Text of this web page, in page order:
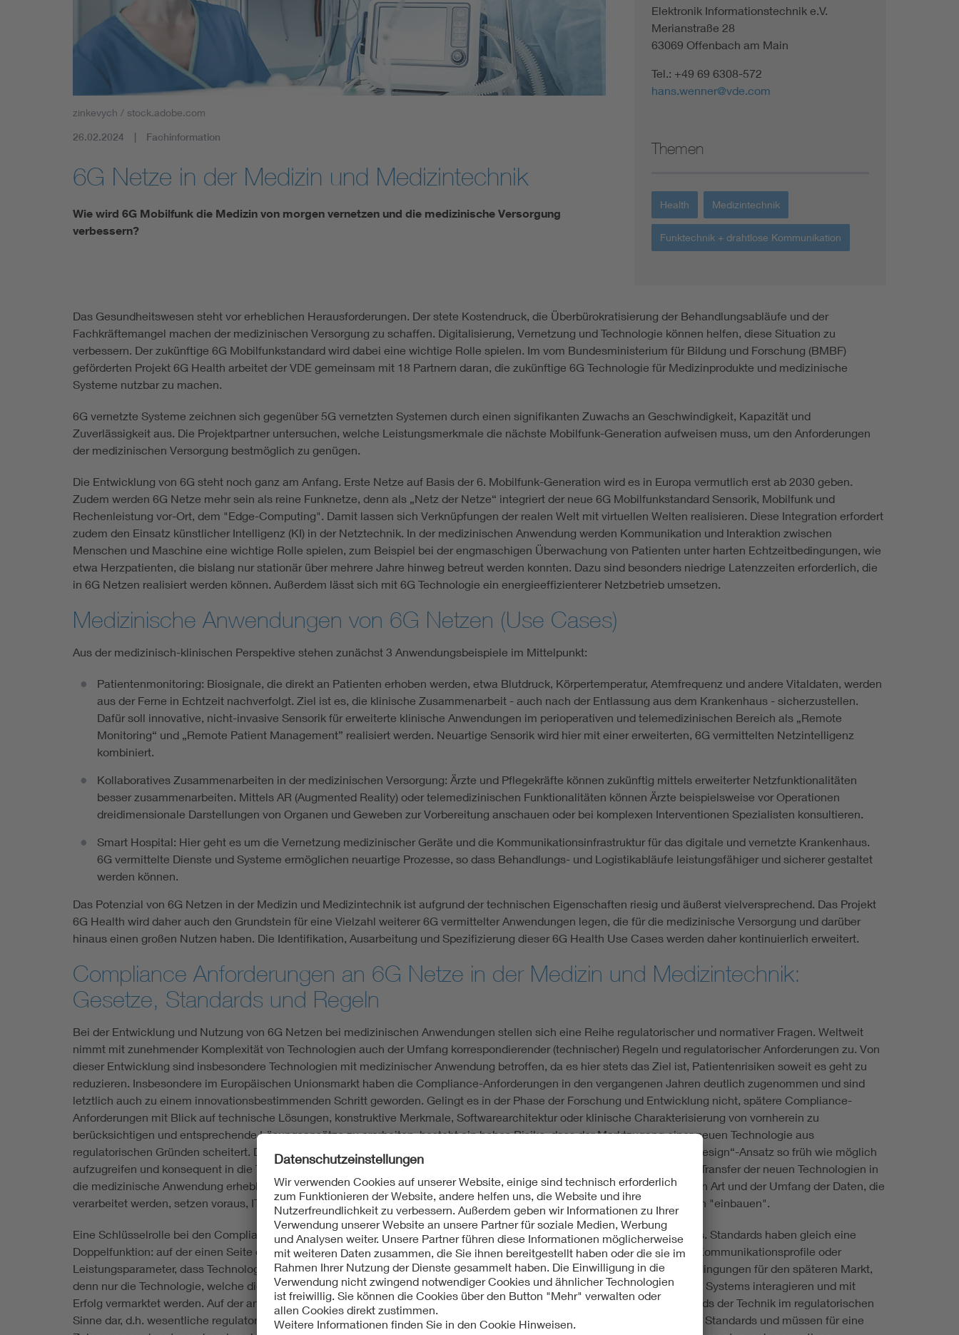
Mobility
Standards
Energy storage
Functional safety
Renewable energies
Environmental Protection
zinkevych / stock.adobe.com
26.02.2024 Fachinformation
6G Netze in der Medizin und Medizintechnik
Wie wird 6G Mobilfunk die Medizin von morgen vernetzen und die medizinische Versorgung
verbessern?
Elektronik Informationstechnik e.V.
Merianstraße 28
63069 Offenbach am Main
Tel.: +49 69 6308-572
hans.wenner@vde.com
Themen
Health Medizintechnik
Funktechnik + drahtlose Kommunikation
Das Gesundheitswesen steht vor erheblichen Herausforderungen. Der stete Kostendruck, die Überbürokratisierung der Behandlungsabläufe und der
Fachkräftemangel machen der medizinischen Versorgung zu schaffen. Digitalisierung, Vernetzung und Technologie können helfen, diese Situation zu
verbessern. Der zukünftige 6G Mobilfunkstandard wird dabei eine wichtige Rolle spielen. Im vom Bundesministerium für Bildung und Forschung (BMBF)
geförderten Projekt 6G Health arbeitet der VDE gemeinsam mit 18 Partnern daran, die zukünftige 6G Technologie für Medizinprodukte und medizinische
Systeme nutzbar zu machen.
6G vernetzte Systeme zeichnen sich gegenüber 5G vernetzten Systemen durch einen signifikanten Zuwachs an Geschwindigkeit, Kapazität und
Zuverlässigkeit aus. Die Projektpartner untersuchen, welche Leistungsmerkmale die nächste Mobilfunk-Generation aufweisen muss, um den Anforderungen
der medizinischen Versorgung bestmöglich zu genügen.
Die Entwicklung von 6G steht noch ganz am Anfang. Erste Netze auf Basis der 6. Mobilfunk-Generation wird es in Europa vermutlich erst ab 2030 geben.
Zudem werden 6G Netze mehr sein als reine Funknetze, denn als „Netz der Netze“ integriert der neue 6G Mobilfunkstandard Sensorik, Mobilfunk und
Rechenleistung vor-Ort, dem "Edge-Computing". Damit lassen sich Verknüpfungen der realen Welt mit virtuellen Welten realisieren. Diese Integration erfordert
zudem den Einsatz künstlicher Intelligenz (KI) in der Netztechnik. In der medizinischen Anwendung werden Kommunikation und Interaktion zwischen
Menschen und Maschine eine wichtige Rolle spielen, zum Beispiel bei der engmaschigen Überwachung von Patienten unter harten Echtzeitbedingungen, wie
etwa Herzpatienten, die bislang nur stationär über mehrere Jahre hinweg betreut werden konnten. Dazu sind besonders niedrige Latenzzeiten erforderlich, die
in 6G Netzen realisiert werden können. Außerdem lässt sich mit 6G Technologie ein energieeffizienterer Netzbetrieb umsetzen.
Medizinische Anwendungen von 6G Netzen (Use Cases)
Aus der medizinisch-klinischen Perspektive stehen zunächst 3 Anwendungsbeispiele im Mittelpunkt:
Patientenmonitoring: Biosignale, die direkt an Patienten erhoben werden, etwa Blutdruck, Körpertemperatur, Atemfrequenz und andere Vitaldaten, werden
aus der Ferne in Echtzeit nachverfolgt. Ziel ist es, die klinische Zusammenarbeit - auch nach der Entlassung aus dem Krankenhaus - sicherzustellen.
Dafür soll innovative, nicht-invasive Sensorik für erweiterte klinische Anwendungen im perioperativen und telemedizinischen Bereich als „Remote
Monitoring“ und „Remote Patient Management” realisiert werden. Neuartige Sensorik wird hier mit einer erweiterten, 6G vermittelten Netzintelligenz
kombiniert.
Kollaboratives Zusammenarbeiten in der medizinischen Versorgung: Ärzte und Pflegekräfte können zukünftig mittels erweiterter Netzfunktionalitäten
besser zusammenarbeiten. Mittels AR (Augmented Reality) oder telemedizinischen Funktionalitäten können Ärzte beispielsweise vor Operationen
dreidimensionale Darstellungen von Organen und Geweben zur Vorbereitung anschauen oder bei komplexen Interventionen Spezialisten konsultieren.
Smart Hospital: Hier geht es um die Vernetzung medizinischer Geräte und die Kommunikationsinfrastruktur für das digitale und vernetzte Krankenhaus.
6G vermittelte Dienste und Systeme ermöglichen neuartige Prozesse, so dass Behandlungs- und Logistikabläufe leistungsfähiger und sicherer gestaltet
werden können.
Das Potenzial von 6G Netzen in der Medizin und Medizintechnik ist aufgrund der technischen Eigenschaften riesig und äußerst vielversprechend. Das Projekt
6G Health wird daher auch den Grundstein für eine Vielzahl weiterer 6G vermittelter Anwendungen legen, die für die medizinische Versorgung und darüber
hinaus einen großen Nutzen haben. Die Identifikation, Ausarbeitung und Spezifizierung dieser 6G Health Use Cases werden daher kontinuierlich erweitert.
Compliance Anforderungen an 6G Netze in der Medizin und Medizintechnik:
Gesetze, Standards und Regeln
Bei der Entwicklung und Nutzung von 6G Netzen bei medizinischen Anwendungen stellen sich eine Reihe regulatorischer und normativer Fragen. Weltweit
nimmt mit zunehmender Komplexität von Technologien auch der Umfang korrespondierender (technischer) Regeln und regulatorischer Anforderungen zu. Von
dieser Entwicklung sind insbesondere Technologien mit medizinischer Anwendung betroffen, da es hier stets das Ziel ist, Patientenrisiken soweit es geht zu
reduzieren. Insbesondere im Europäischen Unionsmarkt haben die Compliance-Anforderungen in den vergangenen Jahren deutlich zugenommen und sind
letztlich auch zu einem innovationsbestimmenden Schritt geworden. Gelingt es in der Phase der Forschung und Entwicklung nicht, spätere Compliance-
Anforderungen mit Blick auf technische Lösungen, konstruktive Merkmale, Softwarearchitektur oder klinische Charakterisierung von vornherein zu
berücksichtigen und entsprechende Lösungsansätze zu erarbeiten, besteht ein hohes Risiko, dass der Marktzugang einer neuen Technologie aus
regulatorischen Gründen scheitert. Daher ist es das Ziel, Compliance-Anforderungen durch unseren VDE-„Conformity-by-Design“-Ansatz so früh wie möglich
aufzugreifen und konsequent in die Technologie- und Anwendungsentwicklung einfließen zu lassen. Damit können wir den Transfer der neuen Technologien in
die medizinische Anwendung erheblich beschleunigen. Dies gilt auch für alle Aspekte der IT-Sicherheit (Cybersecurity), denn Art und der Umfang der Daten, die
verarbeitet werden, setzen voraus, IT-Security von Beginn an einzubeziehen. Cybersecurity lässt sich nicht am Ende einfach "einbauen".
Eine Schlüsselrolle bei den Compliance-Anforderungen von 6G Netzen mit medizinischen Anwendungen spielen Standards. Standards haben gleich eine
Doppelfunktion: auf der einen Seite ermöglichen sie durch entsprechende Festlegungen, z. B. in Bezug auf Schnittstellen, Kommunikationsprofile oder
Leistungsparameter, dass Technologien spezifikationsgemäß funktionieren. Damit schaffen Sie entsprechende Rahmenbedingungen für den späteren Markt,
denn nur die Technologie, welche die Spezifikationen der Standards erfüllt, kann mit anderen Komponenten innerhalb eines Systems interagieren und mit
Erfolg vermarktet werden. Auf der anderen Seite stellen die Spezifikationen von Standards einen wesentlichen Teil des Stands der Technik im regulatorischen
Sinne dar, d.h. wesentliche regulatorische Anforderungen, z. B. in Bezug auf Sicherheit und Leistungsfähigkeit, basieren auf Standards und müssen für eine